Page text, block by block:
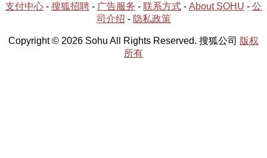
支付中心 - 搜狐招聘 - 广告服务 - 联系方式 - About SOHU - 公
司介绍 - 隐私政策
Copyright © 2026 Sohu All Rights Reserved. 搜狐公司 版权
所有